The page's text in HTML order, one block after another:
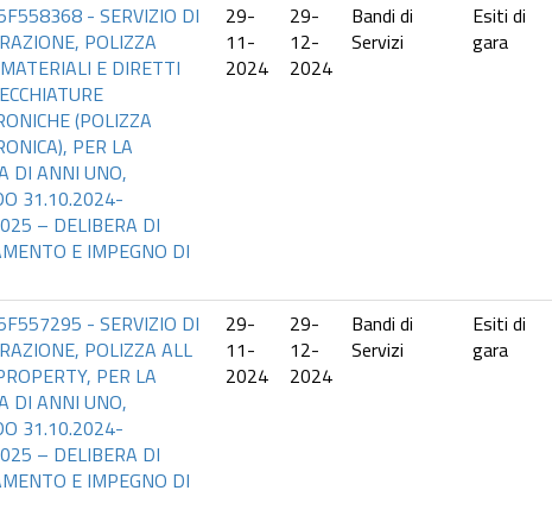
- SERVIZIO DI
POLIZZA
E DIRETTI
(POLIZZA
PER LA
DI ANNI UNO,
31.10.2024-
– DELIBERA DI
E IMPEGNO DI
29-
11-
2024
29-
12-
2024
Bandi di
Servizi
Esiti di
gara
- SERVIZIO DI
POLIZZA ALL
PER LA
DI ANNI UNO,
31.10.2024-
– DELIBERA DI
E IMPEGNO DI
29-
11-
2024
29-
12-
2024
Bandi di
Servizi
Esiti di
gara